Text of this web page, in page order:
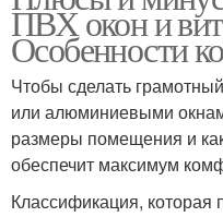
ПВХ окон и
Особенности
Чтобы сделать
или алюминиевыми
размеры помещения и
обеспечит максимум
Классификация, которая